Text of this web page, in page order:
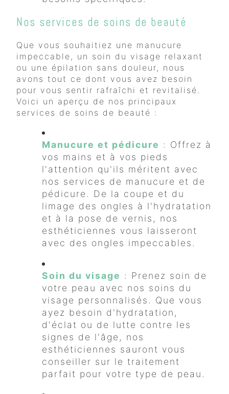
Nos services de soins de beauté
Que vous souhaitiez une manucure
impeccable, un soin du visage relaxant
ou une épilation sans douleur, nous
avons tout ce dont vous avez besoin
pour vous sentir rafraîchi et revitalisé.
Voici un aperçu de nos principaux
services de soins de beauté :
Manucure et pédicure : Offrez à
vos mains et à vos pieds
l'attention qu'ils méritent avec
nos services de manucure et de
pédicure. De la coupe et du
limage des ongles à l'hydratation
et à la pose de vernis, nos
esthéticiennes vous laisseront
avec des ongles impeccables.
Soin du visage : Prenez soin de
votre peau avec nos soins du
visage personnalisés. Que vous
ayez besoin d'hydratation,
d'éclat ou de lutte contre les
signes de l'âge, nos
esthéticiennes sauront vous
conseiller sur le traitement
parfait pour votre type de peau.